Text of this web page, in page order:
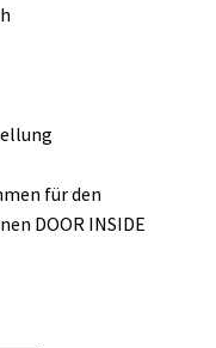
für den
DOOR INSIDE